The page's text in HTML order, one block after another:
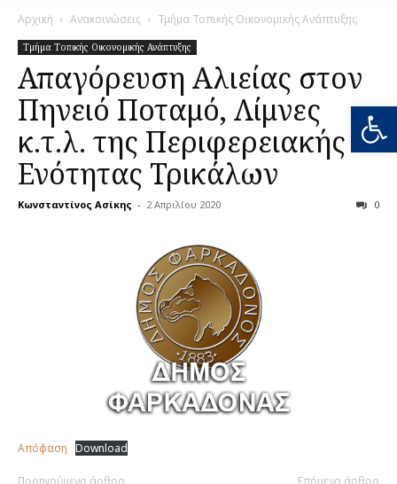
Αρχική Ανακοινώσεις Τμήμα Τοπικής Οικονομικής Ανάπτυξης
Τμήμα Τοπικής Οικονομικής Ανάπτυξης
Απαγόρευση Αλιείας στον
Πηνειό Ποταμό, Λίμνες
κ.τ.λ. της Περιφερειακής
Ενότητας Τρικάλων
Κωνσταντίνος Ασίκης - 2 Απριλίου 2020 0
Απόφαση Download
Προηγούμενο άρθρο Επόμενο άρθρο